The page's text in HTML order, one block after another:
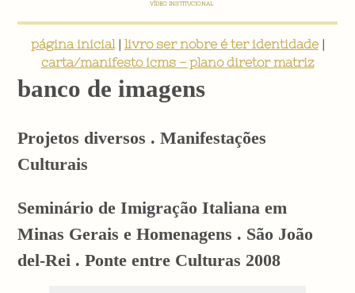
VÍDEO INSTITUCIONAL
página inicial| livro ser nobre é ter identidade|
carta/manifesto icms - plano diretor matriz
banco de imagens
Projetos diversos . Manifestações
Culturais
Seminário de Imigração Italiana em
Minas Gerais e Homenagens . São João
del-Rei . Ponte entre Culturas 2008